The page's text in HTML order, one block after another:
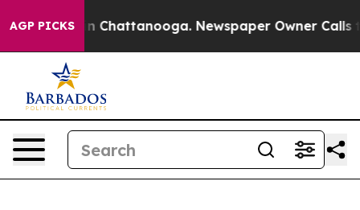
AGP PICKS
Chaos in Chattanooga. Newspaper Owner Calls